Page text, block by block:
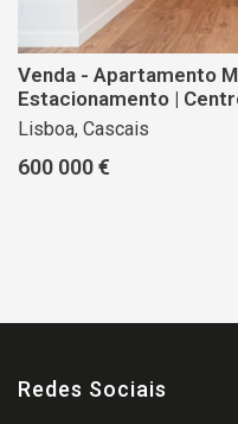
Venda - Apartamento
Estacionamento |
Lisboa, Cascais
600 000 €
Redes Sociais